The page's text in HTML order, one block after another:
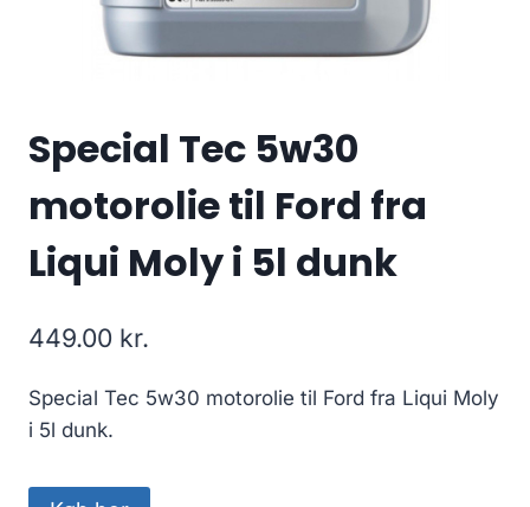
Special Tec 5w30
motorolie til Ford fra
Liqui Moly i 5l dunk
449.00 kr.
Special Tec 5w30 motorolie til Ford fra Liqui Moly
i 5l dunk.